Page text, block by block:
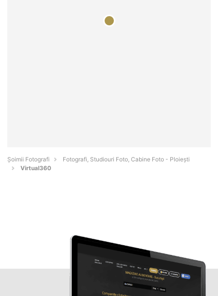
Șoimii Fotografi
Fotografi, Studiouri Foto, Cabine Foto - Ploieşti
Virtual360